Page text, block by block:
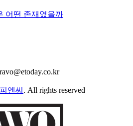
어떤 존재였을까
엔씨 . All rights reserved